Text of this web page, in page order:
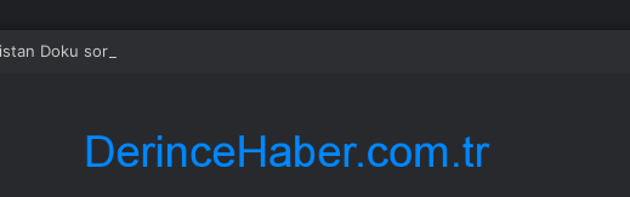
Doku soruşturmasında firari şüpheli Umut Altaş, ABD’de gözaltına alındı